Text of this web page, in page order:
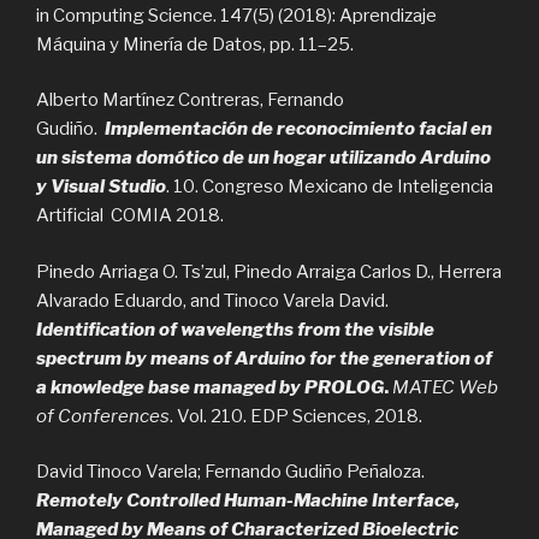
in Computing Science. 147(5) (2018): Aprendizaje
Máquina y Minería de Datos, pp. 11–25.
Alberto Martínez Contreras, Fernando
Gudiño. Implementación de reconocimiento facial en
un sistema domótico de un hogar utilizando Arduino
y Visual Studio. 10. Congreso Mexicano de Inteligencia
Artificial COMIA 2018.
Pinedo Arriaga O. Ts’zul, Pinedo Arraiga Carlos D., Herrera
Alvarado Eduardo, and Tinoco Varela David.
Identification of wavelengths from the visible
spectrum by means of Arduino for the generation of
a knowledge base managed by PROLOG. MATEC Web
of Conferences. Vol. 210. EDP Sciences, 2018.
David Tinoco Varela; Fernando Gudiño Peñaloza.
Remotely Controlled Human-Machine Interface,
Managed by Means of Characterized Bioelectric